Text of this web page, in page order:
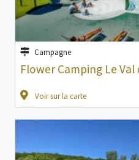
Campagne
Flower Camping Le Val
Voir sur la carte